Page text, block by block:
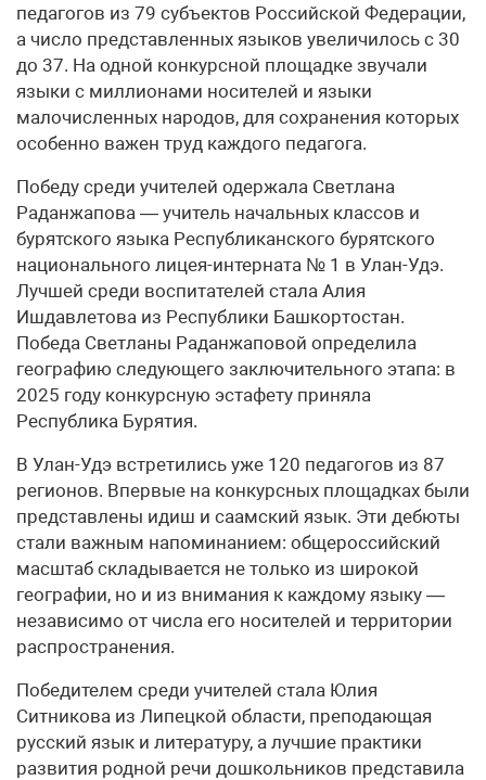
педагогов из 79 субъектов Российской Федерации,
а число представленных языков увеличилось с 30
до 37. На одной конкурсной площадке звучали
языки с миллионами носителей и языки
малочисленных народов, для сохранения которых
особенно важен труд каждого педагога.
Победу среди учителей одержала Светлана
Раданжапова — учитель начальных классов и
бурятского языка Республиканского бурятского
национального лицея-интерната № 1 в Улан-Удэ.
Лучшей среди воспитателей стала Алия
Ишдавлетова из Республики Башкортостан.
Победа Светланы Раданжаповой определила
географию следующего заключительного этапа: в
2025 году конкурсную эстафету приняла
Республика Бурятия.
В Улан-Удэ встретились уже 120 педагогов из 87
регионов. Впервые на конкурсных площадках были
представлены идиш и саамский язык. Эти дебюты
стали важным напоминанием: общероссийский
масштаб складывается не только из широкой
географии, но и из внимания к каждому языку —
независимо от числа его носителей и территории
распространения.
Победителем среди учителей стала Юлия
Ситникова из Липецкой области, преподающая
русский язык и литературу, а лучшие практики
развития родной речи дошкольников представила